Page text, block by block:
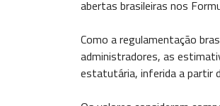
abertas brasileiras nos
Como a regulamentação
administradores, as
estatutária, inferida a partir